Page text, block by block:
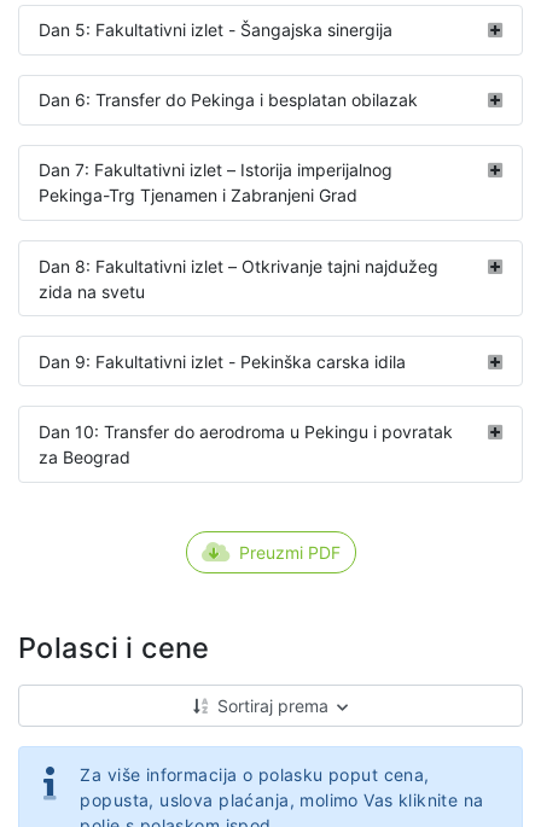
Dan 5: Fakultativni izlet - Šangajska sinergija
Dan 6: Transfer do Pekinga i besplatan obilazak
Dan 7: Fakultativni izlet – Istorija imperijalnog
Pekinga-Trg Tjenamen i Zabranjeni Grad
Dan 8: Fakultativni izlet – Otkrivanje tajni najdužeg
zida na svetu
Dan 9: Fakultativni izlet - Pekinška carska idila
Dan 10: Transfer do aerodroma u Pekingu i povratak
za Beograd
Preuzmi PDF
Polasci i cene
Sortiraj prema
Za više informacija o polasku poput cena,
popusta, uslova plaćanja, molimo Vas kliknite na